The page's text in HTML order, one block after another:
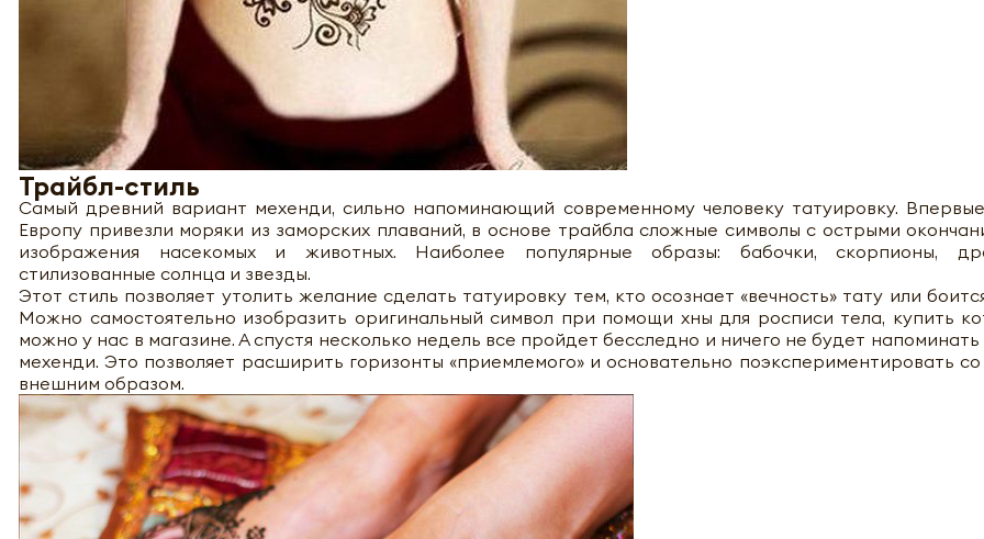
Трайбл-стиль
Самый древний вариант мехенди, сильно напоминающий современному человеку татуировку.
Европу привезли моряки из заморских плаваний, в основе трайбла сложные символы с острыми
изображения насекомых и животных. Наиболее популярные образы: бабочки, скорпионы,
стилизованные солнца и звезды.
Этот стиль позволяет утолить желание сделать татуировку тем, кто осознает «вечность» тату или
Можно самостоятельно изобразить оригинальный символ при помощи хны для росписи тела, купить
можно у нас в магазине. А спустя несколько недель все пройдет бесследно и ничего не будет напоминать
мехенди. Это позволяет расширить горизонты «приемлемого» и основательно поэкспериментировать
внешним образом.